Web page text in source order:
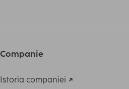
Companie
Istoria companiei